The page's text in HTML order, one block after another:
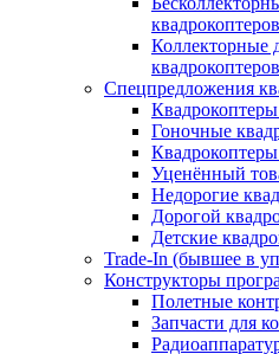
квадрокоптеров
Коллекторные
квадрокоптеров
Спецпредложения
Гоночные
Уценённый
Недорогие
Дорогой
Детские
Trade-In (бывшее в
Конструкторы
Полетные
Запчасти для